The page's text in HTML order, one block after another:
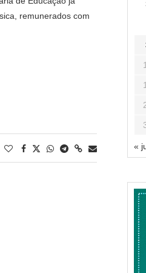
remunerados com
«